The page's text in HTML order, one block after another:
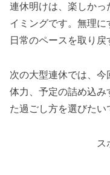
連休明けは、楽しかっ
イミングです。無理
日常のペースを取り戻
次の大型連休では、今
体力、予定の詰め込み
た過ごし方を選びたい
ス